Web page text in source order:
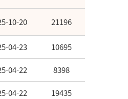
10-20 21196
04-23 10695
04-22 8398
04-22 19435